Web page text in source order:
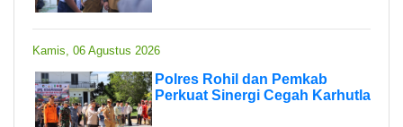
Kamis, 06 Agustus 2026
Polres Rohil dan Pemkab
Perkuat Sinergi Cegah Karhutla